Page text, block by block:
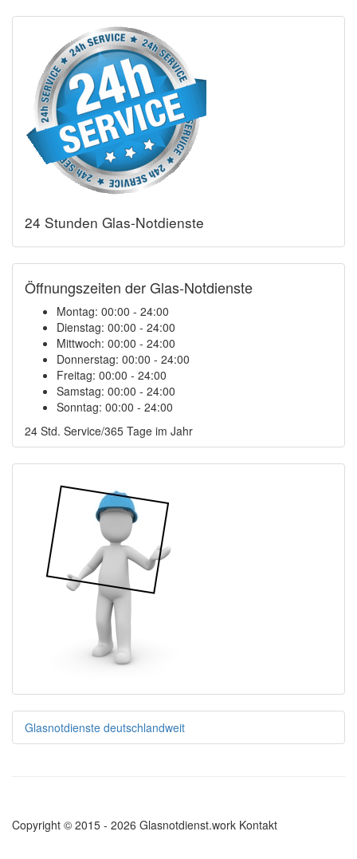
24 Stunden Glas-Notdienste
Öffnungszeiten der Glas-Notdienste
Montag: 00:00 - 24:00
Dienstag: 00:00 - 24:00
Mittwoch: 00:00 - 24:00
Donnerstag: 00:00 - 24:00
Freitag: 00:00 - 24:00
Samstag: 00:00 - 24:00
Sonntag: 00:00 - 24:00
24 Std. Service/365 Tage im Jahr
Glasnotdienste deutschlandweit
Copyright © 2015 - 2026 Glasnotdienst.work Kontakt